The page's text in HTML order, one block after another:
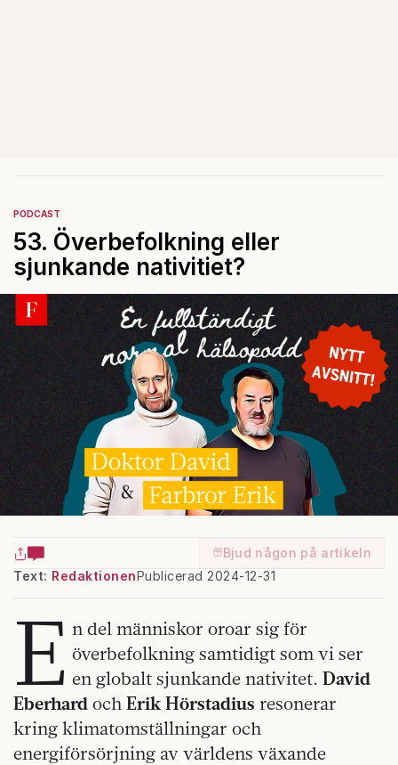
PODCAST
53. Överbefolkning eller
sjunkande nativitiet?
Bjud någon på artikeln
Text: RedaktionenPublicerad 2024-12-31
E n del människor oroar sig för
överbefolkning samtidigt som vi ser
en globalt sjunkande nativitet.David
Eberhard och Erik Hörstadius resonerar
kring klimatomställningar och
energiförsörjning av världens växande